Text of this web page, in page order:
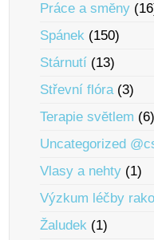
Práce a smĕny
Spánek (150)
Stárnutí (13)
Střevní flóra(3)
Terapie svĕtlem (6)
Uncategorized
Vlasy a nehty (1)
Výzkum léčby
Žaludek (1)